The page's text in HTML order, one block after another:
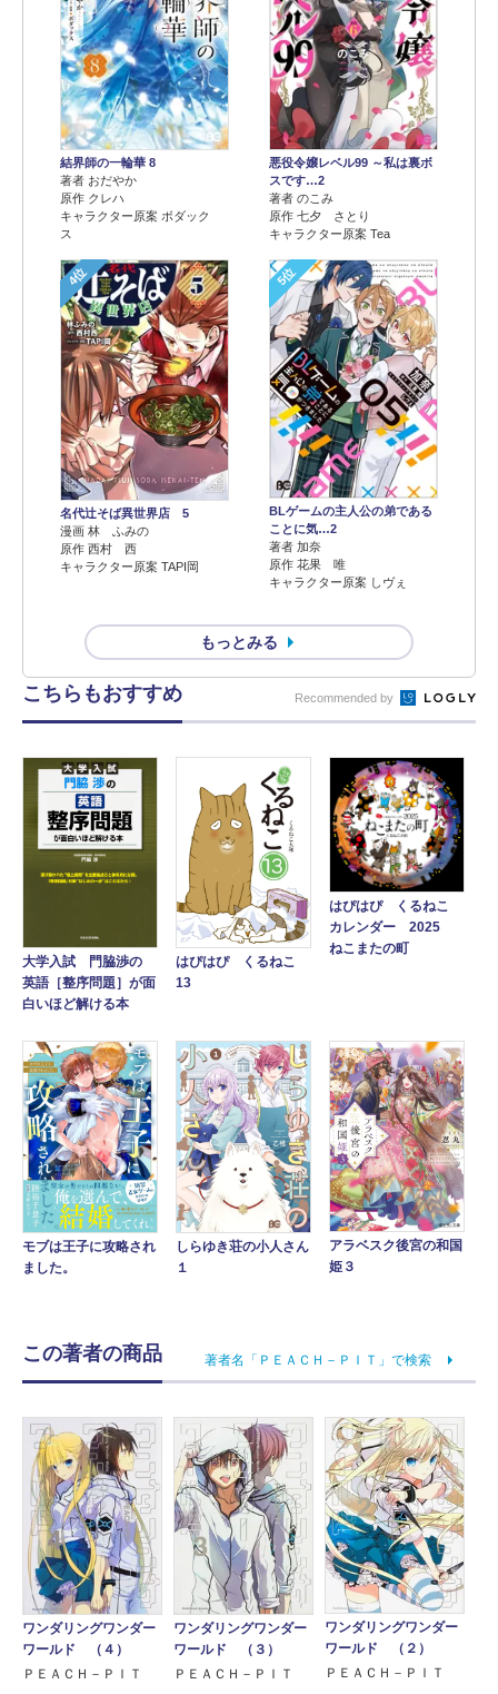
結界師の一輪華 8
著者 おだやか
原作 クレハ
キャラクター原案 ボダック
ス
悪役令嬢レベル99 ～私は裏ボ
スです…2
著者 のこみ
原作 七夕 さとり
キャラクター原案 Tea
4位
名代辻そば異世界店 5
漫画 林 ふみの
原作 西村 西
キャラクター原案 TAPI岡
5位
BLゲームの主人公の弟である
ことに気…2
著者 加奈
原作 花果 唯
キャラクター原案 しヴぇ
もっとみる
こちらもおすすめ Recommended by
大学入試 門脇渉の
英語［整序問題］が面
白いほど解ける本
はぴはぴ くるねこ
13
はぴはぴ くるねこ
カレンダー 2025
ねこまたの町
モブは王子に攻略され
ました。
しらゆき荘の小人さん
１
アラベスク後宮の和国
姫３
この著者の商品 著者名「ＰＥＡＣＨ－ＰＩＴ」で検索
ワンダリングワンダー
ワールド （４）
ＰＥＡＣＨ－ＰＩＴ
ワンダリングワンダー
ワールド （３）
ＰＥＡＣＨ－ＰＩＴ
ワンダリングワンダー
ワールド （２）
ＰＥＡＣＨ－ＰＩＴ